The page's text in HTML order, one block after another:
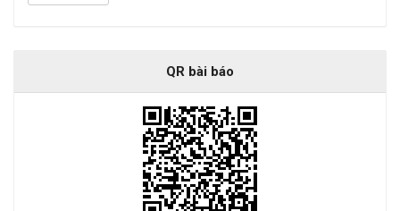
QR bài báo